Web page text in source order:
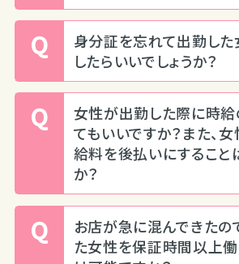
Q
身分証を忘れて出勤した
したらいいでしょうか？
Q
女性が出勤した際に時
てもいいですか？また、
給料を後払いにすること
か？
Q
お店が急に混んできたの
た女性を保証時間以上働